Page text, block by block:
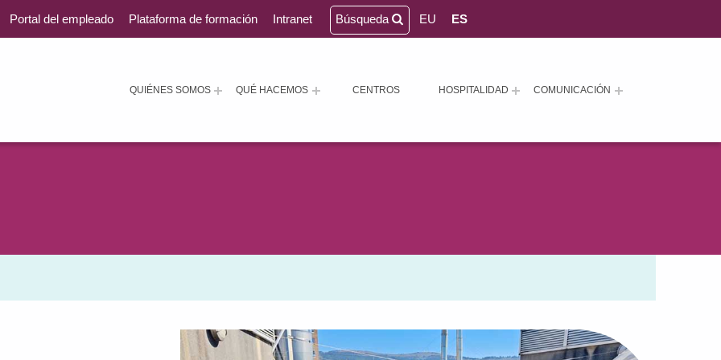
QUIÉNES SOMOS QUÉ HACEMOS CENTROS HOSPITALIDAD COMUNICACIÓN
Portal del empleado Plataforma de formación Intranet Búsqueda EU ES